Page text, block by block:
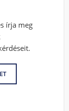
írja meg